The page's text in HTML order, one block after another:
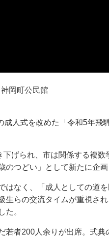
岡町公民館
人式を改めた「令和5年飛
げられ、市は関係する複
つどい」として新たに企画
なく、「成人としての道
生らの交流タイムが重視さ
た。
若者200人余りが出席。式